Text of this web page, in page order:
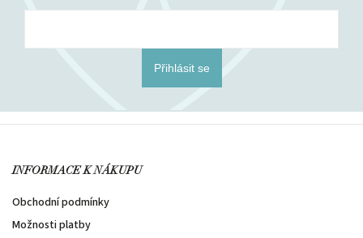
Přihlásit se
INFORMACE K NÁKUPU
Obchodní podmínky
Možnosti platby